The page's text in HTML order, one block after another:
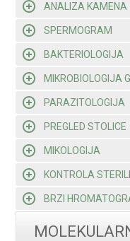
ANALIZA KAMENA
SPERMOGRAM
BAKTERIOLOGIJA
MIKROBIOLOGIJA
PARAZITOLOGIJA
PREGLED STOLICE
MIKOLOGIJA
KONTROLA
BRZI